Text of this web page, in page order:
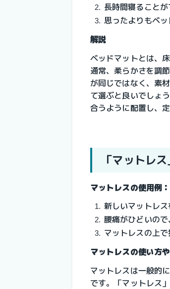
長時間寝ること
思ったよりもベッ
解説
ベッドマットとは、
通常、柔らかさを調
が同じではなく、素
て選ぶと良いでしょ
合うように配置し、
「マットレ
マットレスの使用例：
新しいマットレス
腰痛がひどいので
マットレスの上で
マットレスの使い方
マットレスは一般的
です。「マットレス